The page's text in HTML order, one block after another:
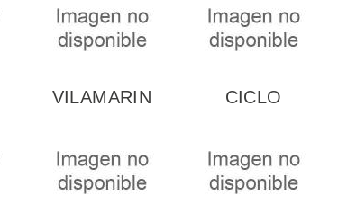
2ND
1
VILAMARIN
CICLO
ASTOGA